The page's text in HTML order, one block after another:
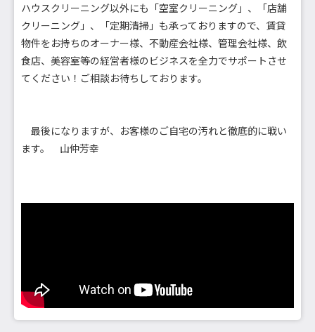
ハウスクリーニング以外にも「空室クリーニング」、「店舗
クリーニング」、「定期清掃」も承っておりますので、賃貸
物件をお持ちのオーナー様、不動産会社様、管理会社様、飲
食店、美容室等の経営者様のビジネスを全力でサポートさせ
てください！ご相談お待ちしております。
最後になりますが、お客様のご自宅の汚れと徹底的に戦い
ます。 山仲芳幸